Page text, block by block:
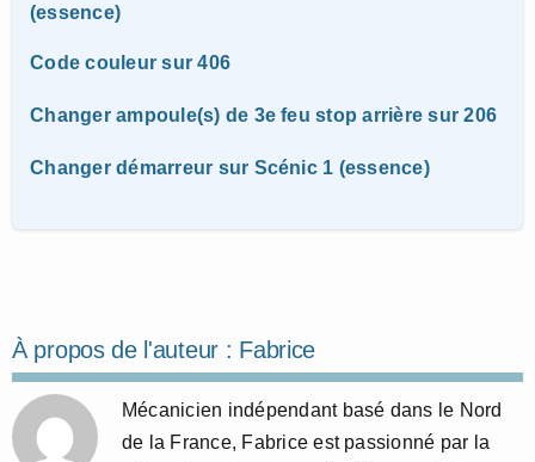
(essence)
Code couleur sur 406
Changer ampoule(s) de 3e feu stop arrière sur 206
Changer démarreur sur Scénic 1 (essence)
À propos de l'auteur : Fabrice
Mécanicien indépendant basé dans le Nord
de la France, Fabrice est passionné par la